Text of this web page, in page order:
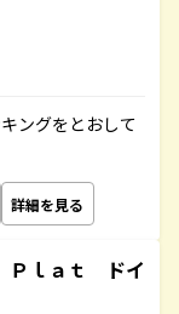
ングをとおして
詳細を見る
ｌａｔ ドイ